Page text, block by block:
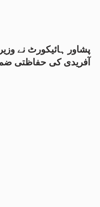
پشاور ہائیکورٹ نے
آفریدی کی حفاظتی